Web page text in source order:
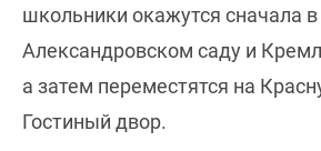
школьники окажутся сначала в
Александровском саду и
а затем переместятся на
Гостиный двор.